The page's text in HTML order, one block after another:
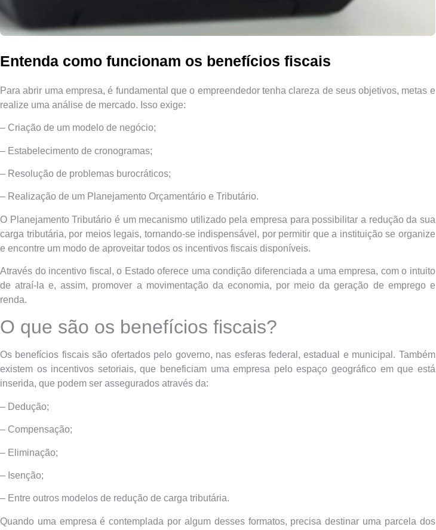
Entenda como funcionam os benefícios fiscais
Para abrir uma empresa, é fundamental que o empreendedor tenha clareza de seus objetivos, metas e
realize uma análise de mercado. Isso exige:
– Criação de um modelo de negócio;
– Estabelecimento de cronogramas;
– Resolução de problemas burocráticos;
– Realização de um Planejamento Orçamentário e Tributário.
O Planejamento Tributário é um mecanismo utilizado pela empresa para possibilitar a redução da sua
carga tributária, por meios legais, tornando-se indispensável, por permitir que a instituição se organize
e encontre um modo de aproveitar todos os incentivos fiscais disponíveis.
Através do incentivo fiscal, o Estado oferece uma condição diferenciada a uma empresa, com o intuito
de atraí-la e, assim, promover a movimentação da economia, por meio da geração de emprego e
renda.
O que são os benefícios fiscais?
Os benefícios fiscais são ofertados pelo governo, nas esferas federal, estadual e municipal. Também
existem os incentivos setoriais, que beneficiam uma empresa pelo espaço geográfico em que está
inserida, que podem ser assegurados através da:
– Dedução;
– Compensação;
– Eliminação;
– Isenção;
– Entre outros modelos de redução de carga tributária.
Quando uma empresa é contemplada por algum desses formatos, precisa destinar uma parcela dos